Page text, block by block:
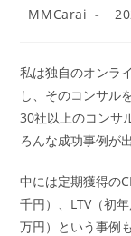
投MMCarai
投
日:
私は独自のオンラ
し、そのコンサル
30社以上のコンサ
ろんな成功事例が
中には定期獲得の
千円）、LTV（初
万円）という事例